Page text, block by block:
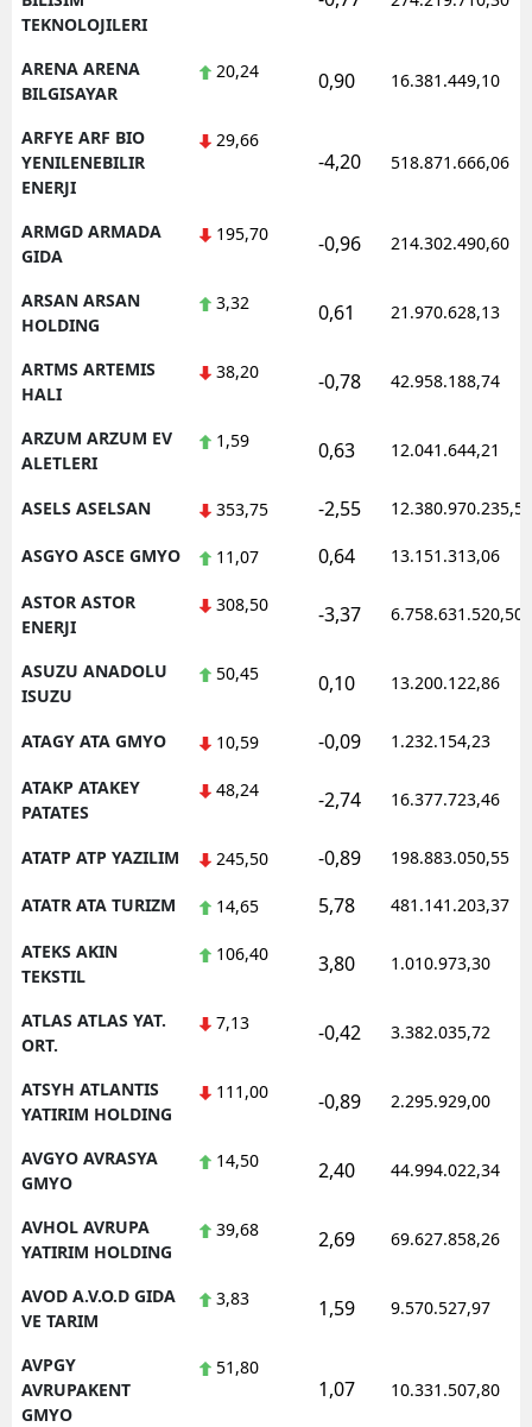
TEKNOLOJILERI
ARENA ARENA
BILGISAYAR
20,24 0,90 16.381.449,10
ARFYE ARF BIO
YENILENEBILIR
ENERJI
29,66
-4,20 518.871.666,06
ARMGD ARMADA
GIDA
195,70 -0,96 214.302.490,60
ARSAN ARSAN
HOLDING
3,32 0,61 21.970.628,13
ARTMS ARTEMIS
HALI
38,20 -0,78 42.958.188,74
ARZUM ARZUM EV
ALETLERI
1,59 0,63 12.041.644,21
ASELS ASELSAN 353,75 -2,55 12.380.970.235,50
ASGYO ASCE GMYO 11,07 0,64 13.151.313,06
ASTOR ASTOR
ENERJI
308,50 -3,37 6.758.631.520,50
ASUZU ANADOLU
ISUZU
50,45 0,10 13.200.122,86
ATAGY ATA GMYO 10,59 -0,09 1.232.154,23
ATAKP ATAKEY
PATATES
48,24 -2,74 16.377.723,46
ATATP ATP YAZILIM 245,50 -0,89 198.883.050,55
ATATR ATA TURIZM 14,65 5,78 481.141.203,37
ATEKS AKIN
TEKSTIL
106,40 3,80 1.010.973,30
ATLAS ATLAS YAT.
ORT.
7,13 -0,42 3.382.035,72
ATSYH ATLANTIS
YATIRIM HOLDING
111,00 -0,89 2.295.929,00
AVGYO AVRASYA
GMYO
14,50 2,40 44.994.022,34
AVHOL AVRUPA
YATIRIM HOLDING
39,68 2,69 69.627.858,26
AVOD A.V.O.D GIDA
VE TARIM
3,83 1,59 9.570.527,97
AVPGY
AVRUPAKENT
GMYO
51,80
1,07 10.331.507,80